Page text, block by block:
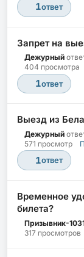
1ответ
Запрет на
Дежурный
404 просмотра
1ответ
Выезд из
Дежурный
571 просмотр
1ответ
Временное
билета?
Призывник-
317 просмотров